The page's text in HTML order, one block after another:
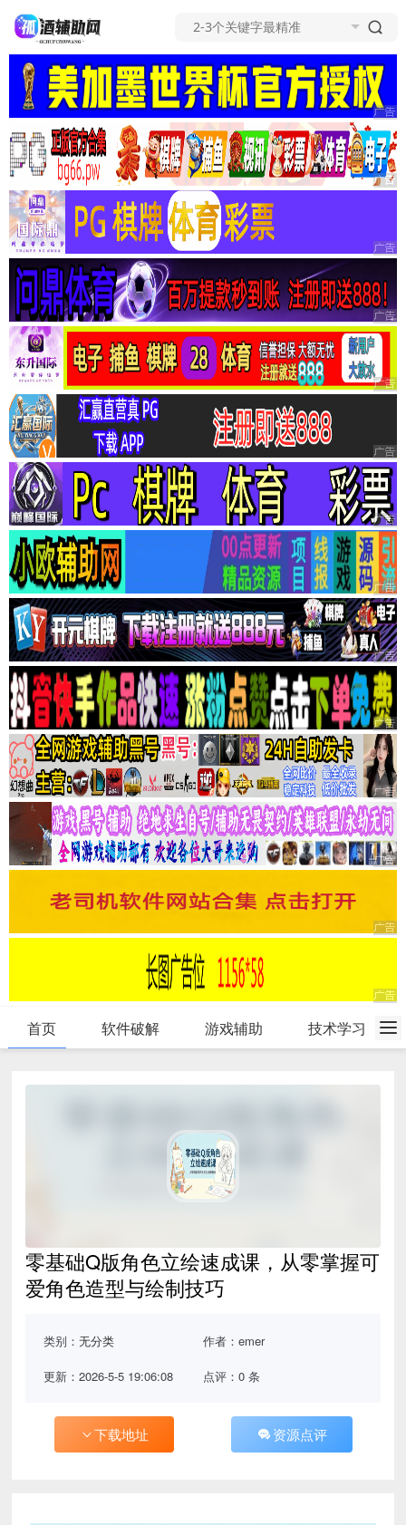
首页 软件破解 游戏辅助 技术学习
零基础Q版角色立绘速成课，从零掌握可
爱角色造型与绘制技巧
类别：无分类 作者：emer
更新：2026-5-5 19:06:08 点评：0 条
下载地址 资源点评